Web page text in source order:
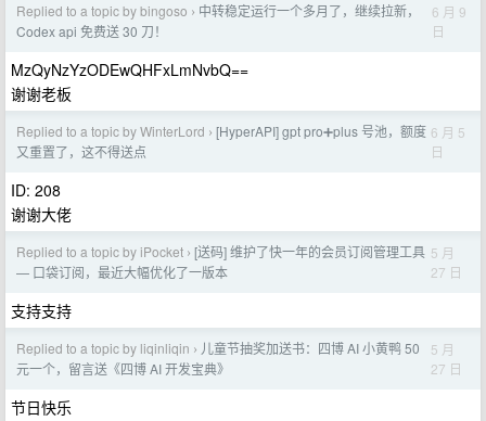
Replied to a topic by bingoso › 中转稳定运行一个多月了，继续拉新，
Codex api 免费送 30 刀！
6 月 9
日
MzQyNzYzODEwQHFxLmNvbQ==
谢谢老板
Replied to a topic by WinterLord › [HyperAPI] gpt pro➕plus 号池，额度
又重置了，这不得送点
6 月 5
日
ID: 208
谢谢大佬
Replied to a topic by iPocket › [送码] 维护了快一年的会员订阅管理工具
— 口袋订阅，最近大幅优化了一版本
5 月
27 日
支持支持
Replied to a topic by liqinliqin › 儿童节抽奖加送书：四博 AI 小黄鸭 50
元一个，留言送《四博 AI 开发宝典》
5 月
27 日
节日快乐